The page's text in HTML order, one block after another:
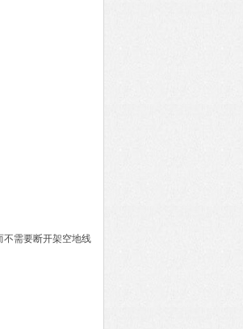
需要断开架空地线